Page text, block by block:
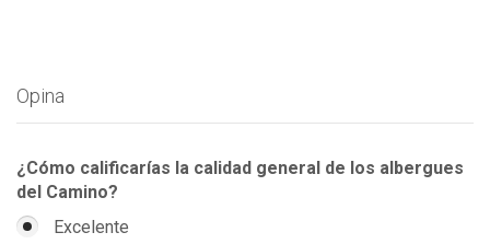
Opina
¿Cómo calificarías la calidad general de los albergues
del Camino?
Excelente